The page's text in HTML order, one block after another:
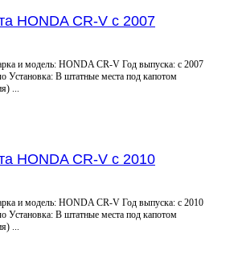
HONDA CR-V с 2007
и модель: HONDA CR-V Год выпуска: с 2007
Установка: В штатные места под капотом
...
HONDA CR-V с 2010
и модель: HONDA CR-V Год выпуска: с 2010
Установка: В штатные места под капотом
...